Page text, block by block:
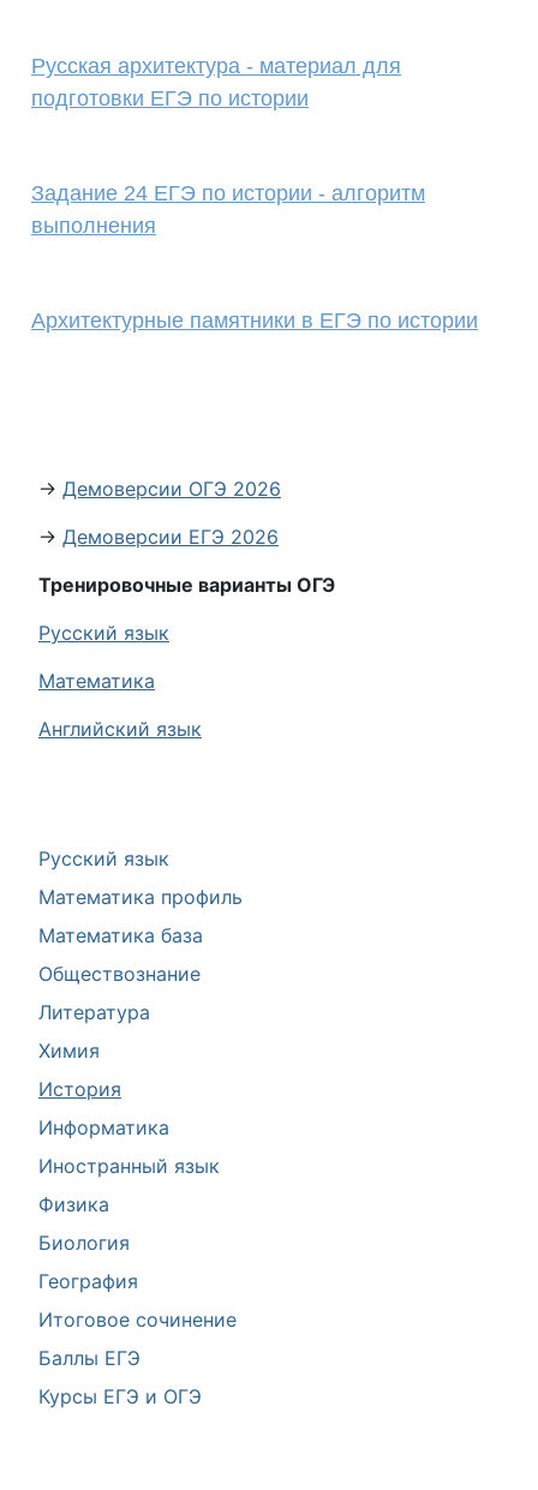
Русский язык
Математика профиль
Математика база
Обществознание
Литература
Химия
История
Информатика
Иностранный язык
Физика
Биология
География
Итоговое сочинение
Баллы ЕГЭ
Курсы ЕГЭ и ОГЭ
Русская архитектура - материал для
подготовки ЕГЭ по истории
Задание 24 ЕГЭ по истории - алгоритм
выполнения
Архитектурные памятники в ЕГЭ по истории
→ Демоверсии ОГЭ 2026
→ Демоверсии ЕГЭ 2026
Тренировочные варианты ОГЭ
Русский язык
Математика
Английский язык